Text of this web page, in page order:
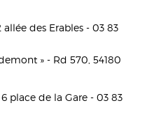
des Erables - 03 83
» - Rd 570, 54180
place de la Gare - 03 83